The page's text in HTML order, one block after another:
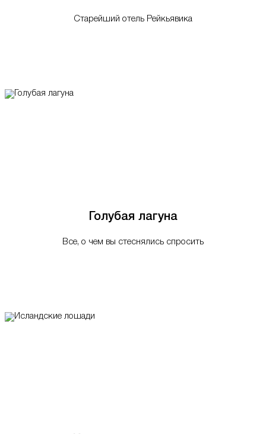
Старейший отель Рейкьявика
Голубая лагуна
Все, о чем вы стеснялись спросить